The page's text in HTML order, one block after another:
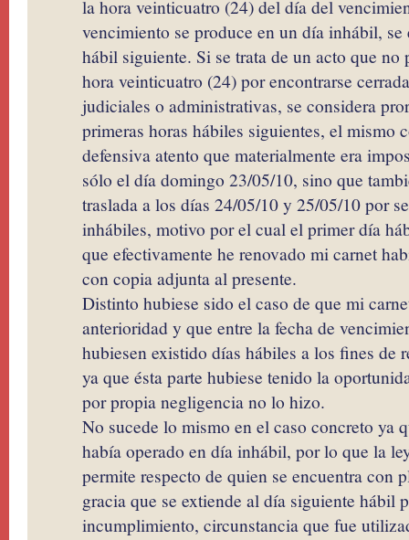
la hora veinticuatro (24) del día del
vencimiento se produce en un día inhábil,
hábil siguiente. Si se trata de un acto que no
hora veinticuatro (24) por encontrarse
judiciales o administrativas, se considera
primeras horas hábiles siguientes, el mismo
defensiva atento que materialmente era
sólo el día domingo 23/05/10, sino que
traslada a los días 24/05/10 y 25/05/10 por
inhábiles, motivo por el cual el primer día
que efectivamente he renovado mi carnet
con copia adjunta al presente.
Distinto hubiese sido el caso de que mi
anterioridad y que entre la fecha de
hubiesen existido días hábiles a los fines de
ya que ésta parte hubiese tenido la
por propia negligencia no lo hizo.
No sucede lo mismo en el caso concreto ya
había operado en día inhábil, por lo que la
permite respecto de quien se encuentra con
gracia que se extiende al día siguiente hábil
incumplimiento, circunstancia que fue